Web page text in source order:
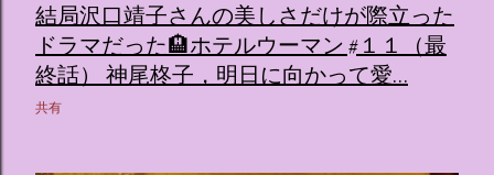
結局沢口靖子さんの美しさだけが際立った
ドラマだった🏨ホテルウーマン #１１（最
終話） 神尾柊子，明日に向かって愛…
共有